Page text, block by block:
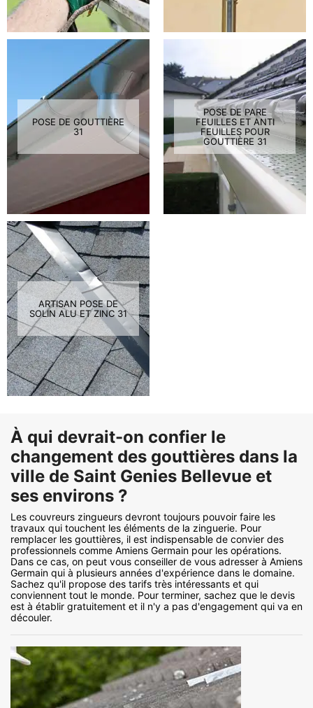
POSE DE GOUTTIÈRE
31
POSE DE PARE
FEUILLES ET ANTI
FEUILLES POUR
GOUTTIÈRE 31
ARTISAN POSE DE
SOLIN ALU ET ZINC 31
À qui devrait-on confier le
changement des gouttières dans la
ville de Saint Genies Bellevue et
ses environs ?
Les couvreurs zingueurs devront toujours pouvoir faire les
travaux qui touchent les éléments de la zinguerie. Pour
remplacer les gouttières, il est indispensable de convier des
professionnels comme Amiens Germain pour les opérations.
Dans ce cas, on peut vous conseiller de vous adresser à Amiens
Germain qui à plusieurs années d'expérience dans le domaine.
Sachez qu'il propose des tarifs très intéressants et qui
conviennent tout le monde. Pour terminer, sachez que le devis
est à établir gratuitement et il n'y a pas d'engagement qui va en
découler.